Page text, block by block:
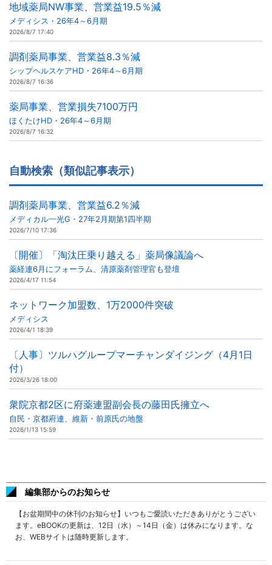
地域薬局NW事業、営業益19.5％減
メディシス・26年4～6月期
2026/8/7 17:40
調剤薬局事業、営業益8.3％減
シップヘルスケアHD・26年4～6月期
2026/8/7 16:36
薬局事業、営業損失7100万円
ほくたけHD・26年4～6月期
2026/8/7 16:32
自動検索（類似記事表示）
調剤薬局事業、営業益6.2％減
メディカル一光G・27年2月期第1四半期
2026/7/10 17:36
〔開催〕「淘汰圧乗り越える」薬局像議論へ
薬経連6月にフォーラム、清原薬剤管理官も登壇
2026/4/17 11:54
ネットワーク加盟数、1万2000件突破
メディシス
2026/4/1 18:39
〔人事〕ツルハグループマーチャンダイジング（4月1日
付）
2026/3/26 18:00
衆院京都2区に府薬連盟副会長の藤田氏擁立へ
自民・京都府連、維新・前原氏の地盤
2026/1/13 15:59
編集部からのお知らせ
【お盆期間中の休刊のお知らせ】いつもご愛読いただきありがとうござい
ます。eBOOKの更新は、12日（水）～14日（金）は休みになります。な
お、WEBサイトは随時更新します。